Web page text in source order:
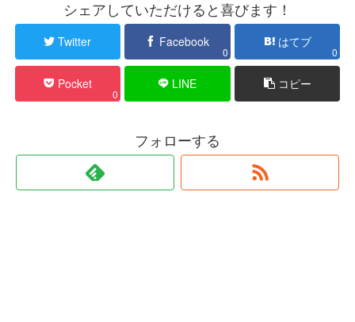
シェアしていただけると喜びます！
Twitter Facebook
0
はてブ
0
Pocket
0
LINE コピー
フォローする